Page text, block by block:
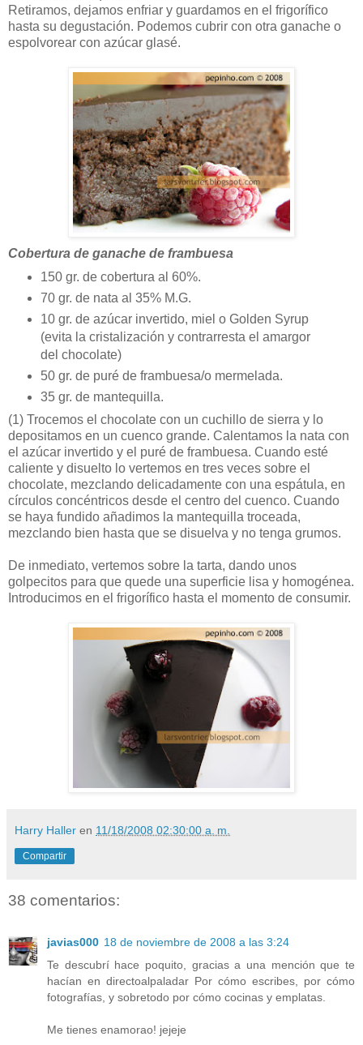
Retiramos, dejamos enfriar y guardamos en el frigorífico
hasta su degustación. Podemos cubrir con otra ganache o
espolvorear con azúcar glasé.
Cobertura de ganache de frambuesa
150 gr. de cobertura al 60%.
70 gr. de nata al 35% M.G.
10 gr. de azúcar invertido, miel o Golden Syrup
(evita la cristalización y contrarresta el amargor
del chocolate)
50 gr. de puré de frambuesa/o mermelada.
35 gr. de mantequilla.
(1) Trocemos el chocolate con un cuchillo de sierra y lo
depositamos en un cuenco grande. Calentamos la nata con
el azúcar invertido y el puré de frambuesa. Cuando esté
caliente y disuelto lo vertemos en tres veces sobre el
chocolate, mezclando delicadamente con una espátula, en
círculos concéntricos desde el centro del cuenco. Cuando
se haya fundido añadimos la mantequilla troceada,
mezclando bien hasta que se disuelva y no tenga grumos.
De inmediato, vertemos sobre la tarta, dando unos
golpecitos para que quede una superficie lisa y homogénea.
Introducimos en el frigorífico hasta el momento de consumir.
Harry Haller en 11/18/2008 02:30:00 a. m.
Compartir
38 comentarios:
javias000 18 de noviembre de 2008 a las 3:24
Te descubrí hace poquito, gracias a una mención que te
hacían en directoalpaladar Por cómo escribes, por cómo
fotografías, y sobretodo por cómo cocinas y emplatas.
Me tienes enamorao! jejeje